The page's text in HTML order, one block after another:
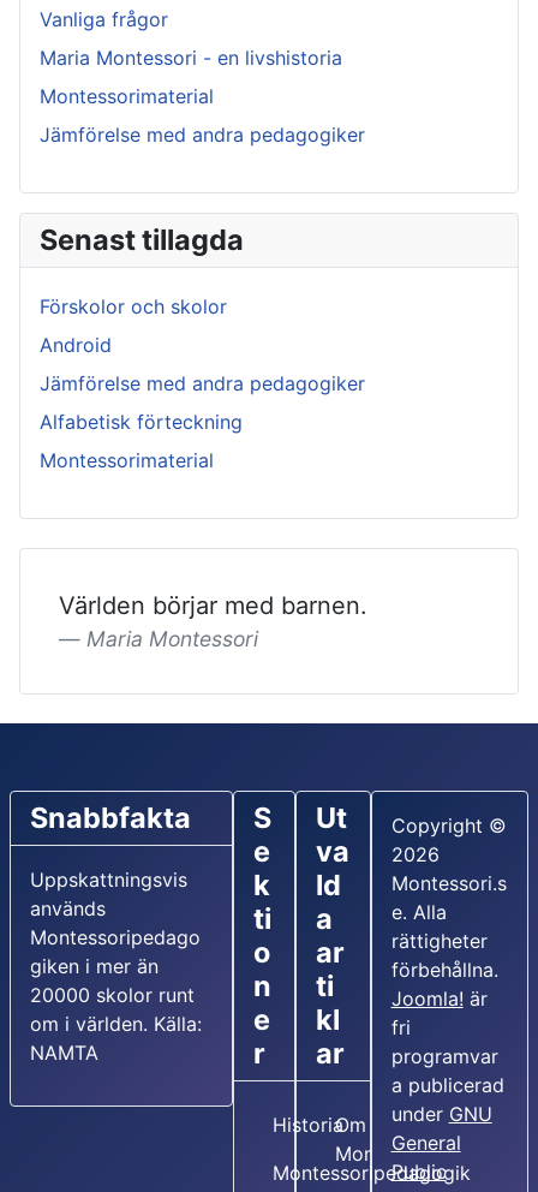
Vanliga frågor
Maria Montessori - en livshistoria
Montessorimaterial
Jämförelse med andra pedagogiker
Senast tillagda
Förskolor och skolor
Android
Jämförelse med andra pedagogiker
Alfabetisk förteckning
Montessorimaterial
Världen börjar med barnen.
Maria Montessori
Snabbfakta
Uppskattningsvis
används
Montessoripedago
giken i mer än
20000 skolor runt
om i världen. Källa:
NAMTA
S
e
k
ti
o
n
e
r
Historia
Montessoripedagogik
Ut
va
ld
a
ar
ti
kl
ar
Om Maria
Montessori
Copyright ©
2026
Montessori.s
e. Alla
rättigheter
förbehållna.
Joomla! är
fri
programvar
a publicerad
under GNU
General
Public